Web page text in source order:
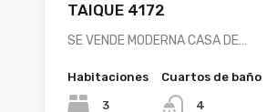
TAIQUE 4172
SE VENDE MODERNA CASA DE…
Habitaciones
3
Cuartos de baño
4